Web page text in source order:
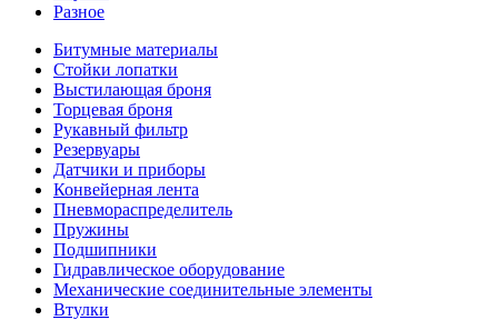
Разное
Битумные материалы
Стойки лопатки
Выстилающая броня
Торцевая броня
Рукавный фильтр
Резервуары
Датчики и приборы
Конвейерная лента
Пневмораспределитель
Пружины
Подшипники
Гидравлическое оборудование
Механические соединительные элементы
Втулки